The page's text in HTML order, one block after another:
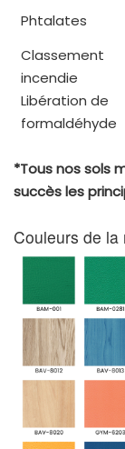
Phtalates
Classement
incendie
Libération de
formaldéhyde
*Tous nos sols
succès les
Couleurs de la